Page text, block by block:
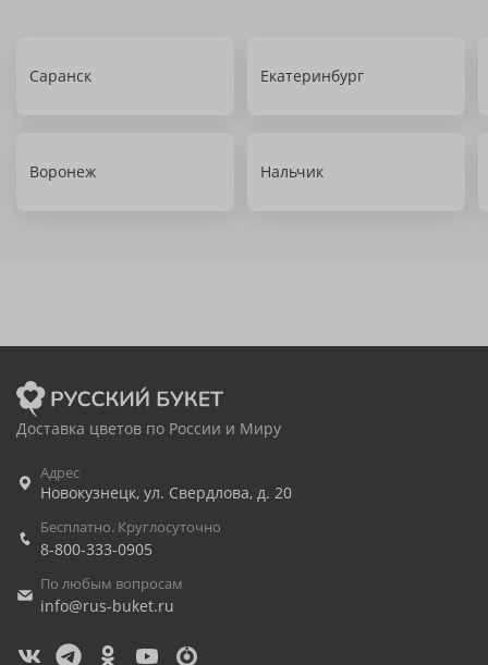
Саранск Екатеринбург
Воронеж Нальчик
Доставка цветов по России и Миру
Адрес
Новокузнецк, ул. Свердлова, д. 20
Бесплатно. Круглосуточно
8-800-333-0905
По любым вопросам
info@rus-buket.ru